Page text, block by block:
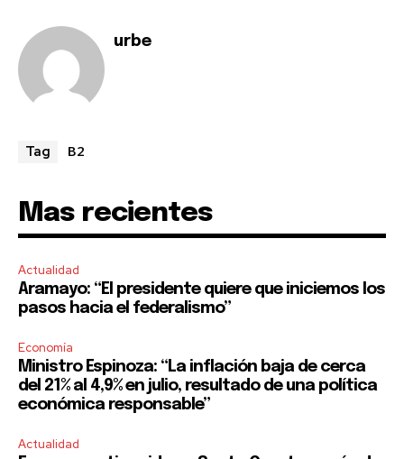
urbe
Tag B2
Mas recientes
Actualidad
Aramayo: “El presidente quiere que iniciemos los
pasos hacia el federalismo”
Economía
Ministro Espinoza: “La inflación baja de cerca
del 21% al 4,9% en julio, resultado de una política
económica responsable”
Actualidad